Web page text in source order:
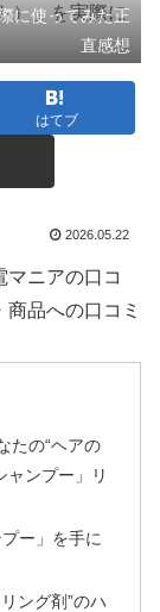
に使ってみた正
直感想
はてブ
2026.05.22
ニアの口コ
品への口コミ
たの“ヘアの
ャンプー」リ
ー」を手に
ング剤”のハ